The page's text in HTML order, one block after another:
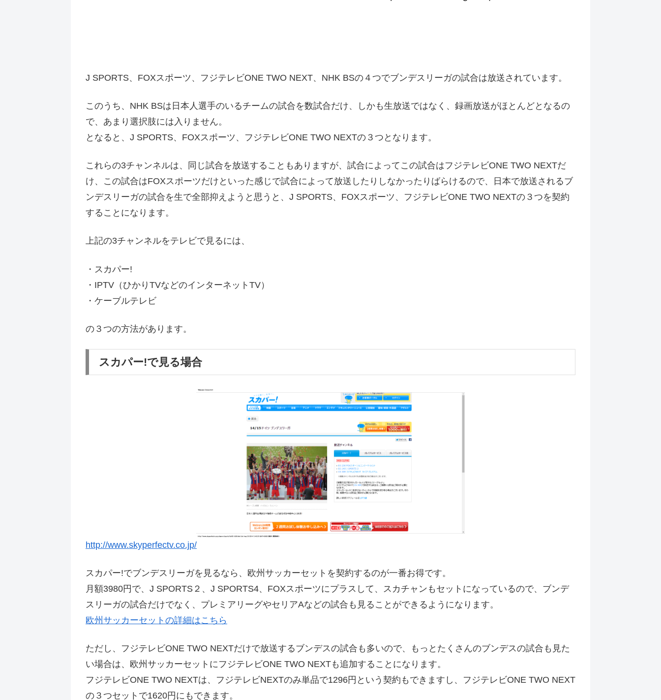
J SPORTS、FOXスポーツ、フジテレビONE TWO NEXT、NHK BSの４つでブンデスリーガの試合は放送されています。
このうち、NHK BSは日本人選手のいるチームの試合を数試合だけ、しかも生放送ではなく、録画放送がほとんどとなるの
で、あまり選択肢には入りません。
となると、J SPORTS、FOXスポーツ、フジテレビONE TWO NEXTの３つとなります。
これらの3チャンネルは、同じ試合を放送することもありますが、試合によってこの試合はフジテレビONE TWO NEXTだ
け、この試合はFOXスポーツだけといった感じで試合によって放送したりしなかったりばらけるので、日本で放送されるブ
ンデスリーガの試合を生で全部抑えようと思うと、J SPORTS、FOXスポーツ、フジテレビONE TWO NEXTの３つを契約
することになります。
上記の3チャンネルをテレビで見るには、
・スカパー!
・IPTV（ひかりTVなどのインターネットTV）
・ケーブルテレビ
の３つの方法があります。
スカパー!で見る場合
http://www.skyperfectv.co.jp/
スカパー!でブンデスリーガを見るなら、欧州サッカーセットを契約するのが一番お得です。
月額3980円で、J SPORTS２、J SPORTS4、FOXスポーツにプラスして、スカチャンもセットになっているので、ブンデ
スリーガの試合だけでなく、プレミアリーグやセリアAなどの試合も見ることができるようになります。
欧州サッカーセットの詳細はこちら
ただし、フジテレビONE TWO NEXTだけで放送するブンデスの試合も多いので、もっとたくさんのブンデスの試合も見た
い場合は、欧州サッカーセットにフジテレビONE TWO NEXTも追加することになります。
フジテレビONE TWO NEXTは、フジテレビNEXTのみ単品で1296円という契約もできますし、フジテレビONE TWO NEXT
の３つセットで1620円にもできます。